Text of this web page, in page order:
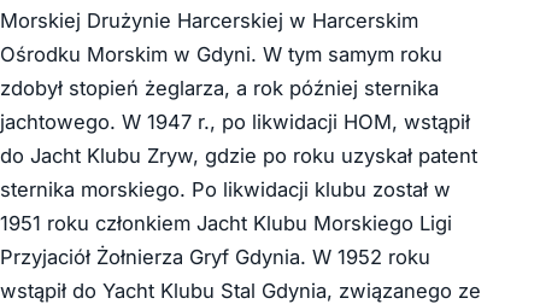
Morskiej Drużynie Harcerskiej w Harcerskim
Ośrodku Morskim w Gdyni. W tym samym roku
zdobył stopień żeglarza, a rok później sternika
jachtowego. W 1947 r., po likwidacji HOM, wstąpił
do Jacht Klubu Zryw, gdzie po roku uzyskał patent
sternika morskiego. Po likwidacji klubu został w
1951 roku członkiem Jacht Klubu Morskiego Ligi
Przyjaciół Żołnierza Gryf Gdynia. W 1952 roku
wstąpił do Yacht Klubu Stal Gdynia, związanego ze